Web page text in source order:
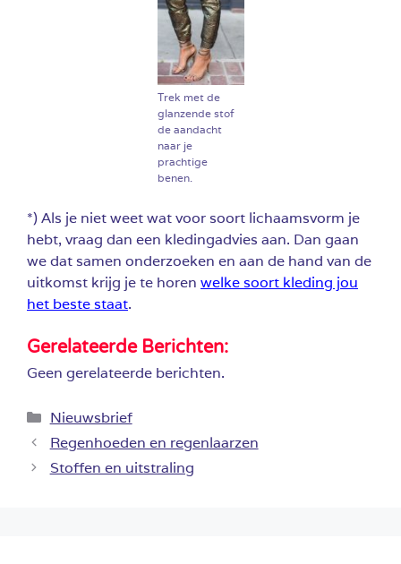
Trek met de
glanzende stof
de aandacht
naar je
prachtige
benen.
*) Als je niet weet wat voor soort lichaamsvorm je
hebt, vraag dan een kledingadvies aan. Dan gaan
we dat samen onderzoeken en aan de hand van de
uitkomst krijg je te horen welke soort kleding jou
het beste staat.
Gerelateerde Berichten:
Geen gerelateerde berichten.
Categorieën
Nieuwsbrief
Regenhoeden en regenlaarzen
Stoffen en uitstraling